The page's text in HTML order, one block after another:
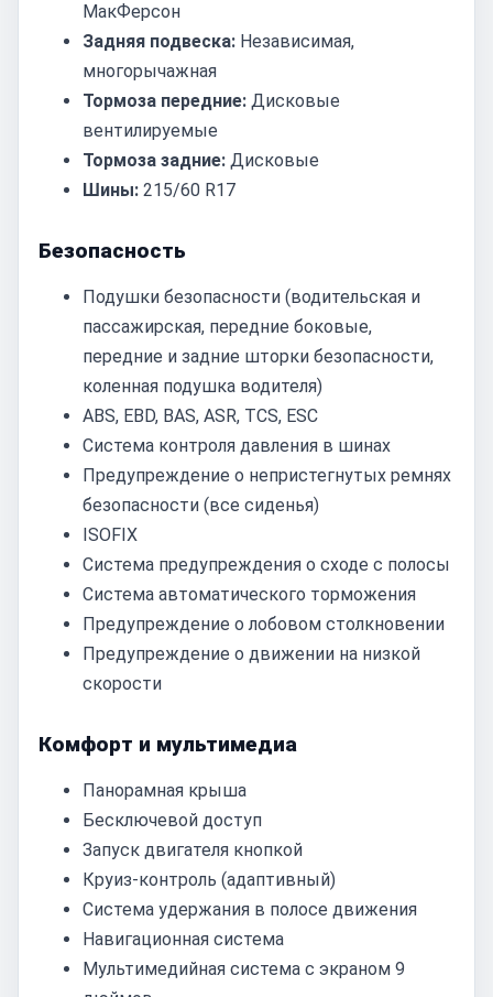
МакФерсон
Задняя подвеска: Независимая,
многорычажная
Тормоза передние: Дисковые
вентилируемые
Тормоза задние: Дисковые
Шины: 215/60 R17
Безопасность
Подушки безопасности (водительская и
пассажирская, передние боковые,
передние и задние шторки безопасности,
коленная подушка водителя)
ABS, EBD, BAS, ASR, TCS, ESC
Система контроля давления в шинах
Предупреждение о непристегнутых ремнях
безопасности (все сиденья)
ISOFIX
Система предупреждения о сходе с полосы
Система автоматического торможения
Предупреждение о лобовом столкновении
Предупреждение о движении на низкой
скорости
Комфорт и мультимедиа
Панорамная крыша
Бесключевой доступ
Запуск двигателя кнопкой
Круиз-контроль (адаптивный)
Система удержания в полосе движения
Навигационная система
Мультимедийная система с экраном 9